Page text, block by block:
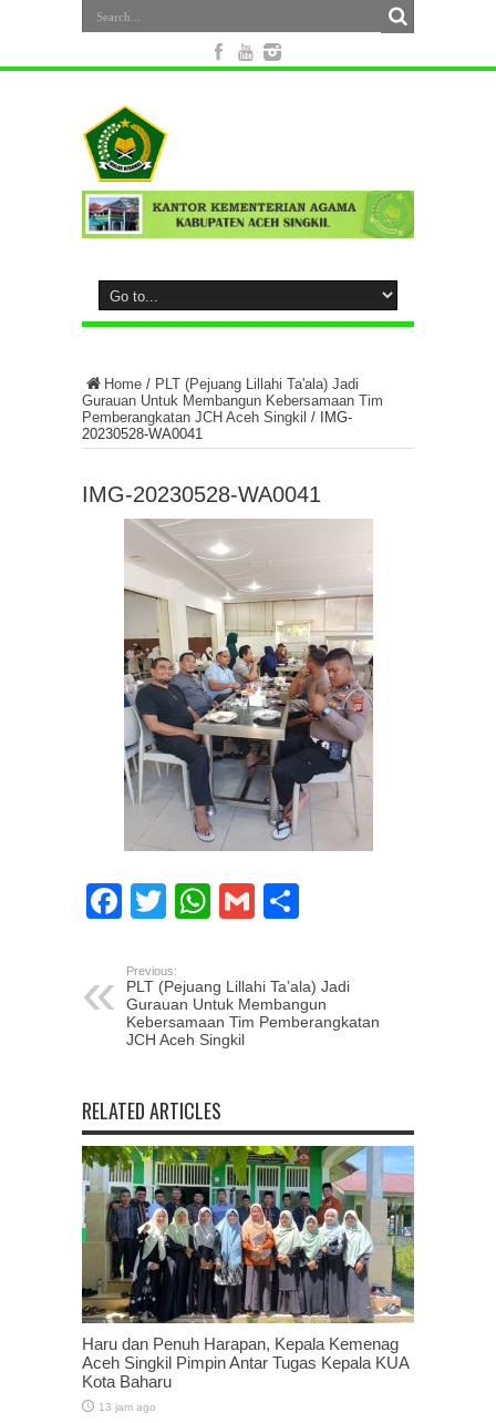
Home / PLT (Pejuang Lillahi Ta'ala) Jadi
Gurauan Untuk Membangun Kebersamaan Tim
Pemberangkatan JCH Aceh Singkil /
IMG-
20230528-WA0041
IMG-20230528-WA0041
Facebook
TwitterWhatsApp
Gmail
Previous:
PLT (Pejuang Lillahi Ta’ala) Jadi
Gurauan Untuk Membangun
Kebersamaan Tim Pemberangkatan
JCH Aceh Singkil
RELATED ARTICLES
Haru dan Penuh Harapan, Kepala Kemenag
Aceh Singkil Pimpin Antar Tugas Kepala KUA
Kota Baharu
13 jam ago